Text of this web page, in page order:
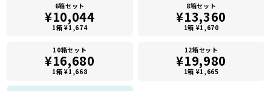
6箱セット
¥10,044
1箱 ¥1,674
8箱セット
¥13,360
1箱 ¥1,670
10箱セット
¥16,680
1箱 ¥1,668
12箱セット
¥19,980
1箱 ¥1,665